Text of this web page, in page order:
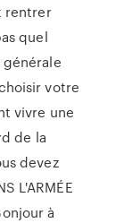
rentrer
quel
votre
vivre une
de la
devez
L'ARMÉE
à